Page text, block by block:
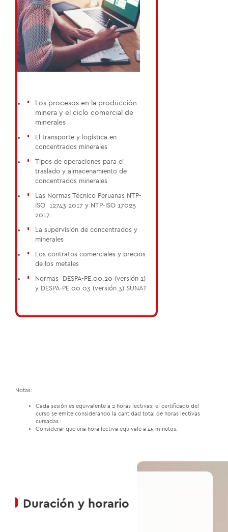
Los procesos en la producción
minera y el ciclo comercial de
minerales
El transporte y logística en
concentrados minerales
Tipos de operaciones para el
traslado y almacenamiento de
concentrados minerales
Las Normas Técnico Peruanas NTP-
ISO 12743 2017 y NTP-ISO 17025
2017.
La supervisión de concentrados y
minerales
Los contratos comerciales y precios
de los metales
Normas DESPA-PE.00.20 (versión 1)
y DESPA-PE.00.03 (versión 3) SUNAT
Notas:
Cada sesión es equivalente a 2 horas lectivas, el certificado del
curso se emite considerando la cantidad total de horas lectivas
cursadas
Considerar que una hora lectiva equivale a 45 minutos.
Duración y horario